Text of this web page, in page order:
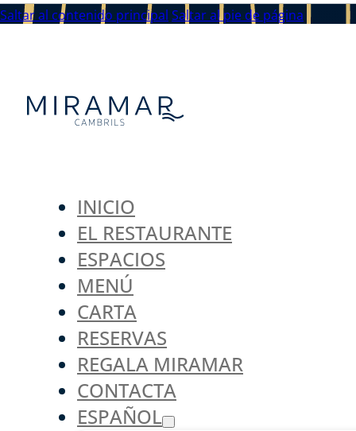
Saltar al contenido principal Saltar al pie de página
INICIO
EL RESTAURANTE
ESPACIOS
MENÚ
CARTA
RESERVAS
REGALA MIRAMAR
CONTACTA
ESPAÑOL